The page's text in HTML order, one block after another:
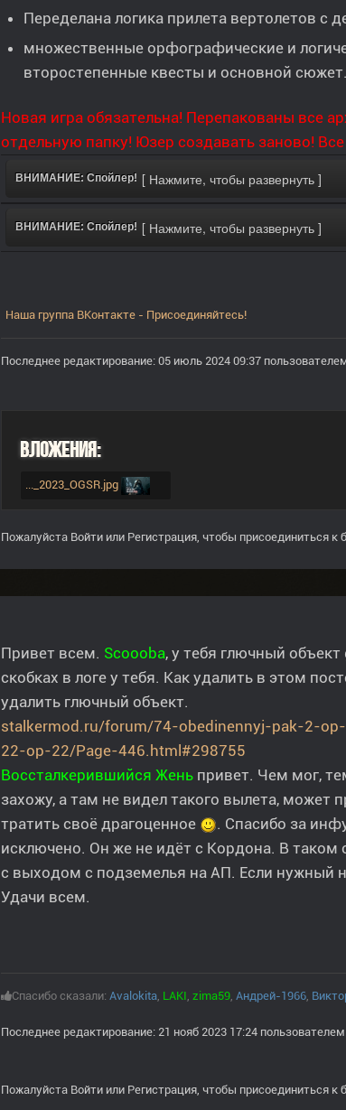
Переделана логика прилета вертолетов с
множественные орфографические и
второстепенные квесты и основной сюжет.
Новая игра обязательна! Перепакованы все
отдельную папку! Юзер создавать заново!
ВНИМАНИЕ: Спойлер!
ВНИМАНИЕ: Спойлер!
Наша группа ВКонтакте - Присоединяйтесь!
Последнее редактирование: 05 июль 2024 09:37
Вложения:
..._2023_OGSR.jpg
Пожалуйста Войти или Регистрация , чтобы присоединиться к
Привет всем. Scoooba, у тебя глючный
скобках в логе у тебя. Как удалить в этом
удалить глючный объект.
stalkermod.ru/forum/74-obedinennyj-pak-2-
22-op-22/Page-446.html#298755
Воссталкерившийся Жень привет. Чем мог,
захожу, а там не видел такого вылета, может
тратить своё драгоценное
. Спасибо за
исключено. Он же не идёт с Кордона. В таком
с выходом с подземелья на АП. Если нужный
Удачи всем.
Спасибо сказали: Avalokita LAKI zima59 Андрей-1966
Последнее редактирование: 21 нояб 2023 17:24 пользователем
Пожалуйста Войти или Регистрация , чтобы присоединиться к